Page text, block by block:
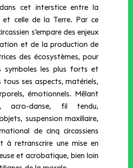
cet interstice entre la
et celle de la Terre. Par ce
s’empare des enjeux
et de la production de
des écosystèmes, pour
symboles les plus forts et
tous ses aspects, matériels,
émotionnels. Mêlant
danse, fil tendu,
suspension maxillaire,
de cinq circassiens
à retranscrire une mise en
et acrobatique, bien loin